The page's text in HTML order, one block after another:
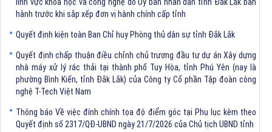
hành trước khi sắp xếp đơn vị hành chính cấp tỉnh
nhà máy xử lý rác thải tại thành phố Tuy Hòa, tỉnh Phú Yên (nay là
phường Bình Kiến, tỉnh Đắk Lắk) của Công ty Cổ phần Tập đoàn công
nghệ T-Tech Việt Nam
Quyết định số 2317/QĐ-UBND ngày 21/7/2026 của Chủ tịch UBND tỉnh